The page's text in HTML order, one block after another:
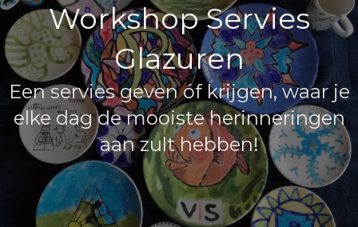
Workshop Servies
Glazuren
Een servies geven óf krijgen, waar je
elke dag de mooiste herinneringen
aan zult hebben!